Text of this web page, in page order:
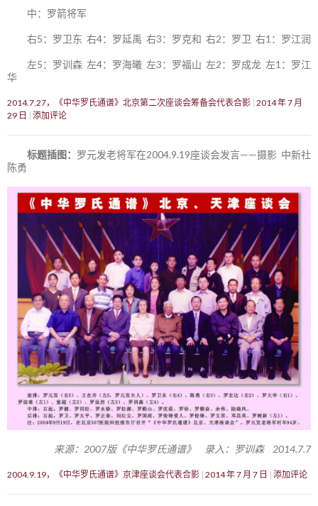
中：罗箭将军
右5：罗卫东 右4：罗延禹 右3：罗克和 右2：罗卫 右1：罗江润
左5：罗训森 左4：罗海曦 左3：罗福山 左2：罗成龙 左1：罗江
华
2014.7.27，《中华罗氏通谱》北京第二次座谈会筹备会代表合影 2014 年 7 月
29 日
添加评论
标题插图： 罗元发老将军在2004.9.19座谈会发言——摄影 中新社
陈勇
来源：2007版《中华罗氏通谱》 录入：罗训森 2014.7.7
2004.9.19，《中华罗氏通谱》京津座谈会代表合影 2014 年 7 月 7 日 添加评论